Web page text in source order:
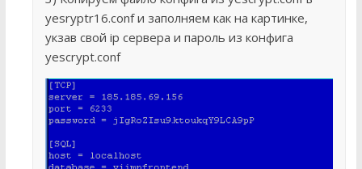
yesryptr16.conf и заполняем как на картинке,
укзав свой ip сервера и пароль из конфига
yescrypt.conf